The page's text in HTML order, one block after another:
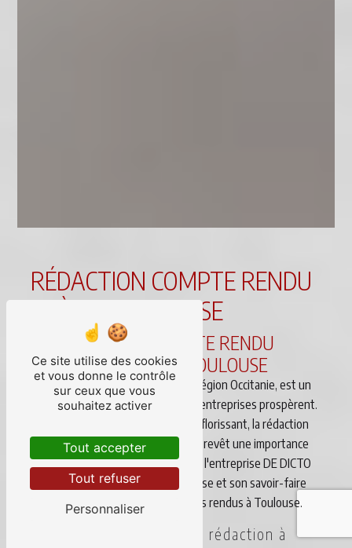
RÉDACTION COMPTE RENDU
PRÈS DE TOULOUSE
RÉDACTION DE COMPTE RENDU
PROFESSIONNELS À TOULOUSE
La ville de Toulouse, capitale de la région Occitanie, est un
lieu dynamique où de nombreuses entreprises prospèrent.
Au sein de ce contexte commercial florissant, la rédaction
de comptes rendus professionnels revêt une importance
cruciale. Pour répondre à ce besoin, l'entreprise DE DICTO
met à votre disposition son expertise et son savoir-faire
en matière de rédaction de comptes rendus à Toulouse.
Des professionnels de la rédaction à
Ce site utilise des cookies
et vous donne le contrôle
sur ceux que vous
souhaitez activer
Tout accepter
Tout refuser
Personnaliser